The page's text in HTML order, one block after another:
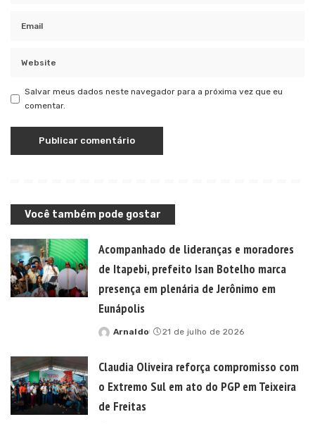
Salvar meus dados neste navegador para a próxima vez que eu
comentar.
Você também pode gostar
Acompanhado de lideranças e moradores
de Itapebi, prefeito Isan Botelho marca
presença em plenária de Jerônimo em
Eunápolis
Posted
Arnaldo 21 de julho de 2026
Claudia Oliveira reforça compromisso com
o Extremo Sul em ato do PGP em Teixeira
de Freitas